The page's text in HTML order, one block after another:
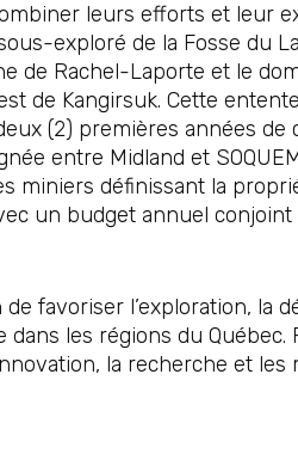
leurs efforts et
exploré de la Fosse du
de Rachel-Laporte et le
de Kangirsuk. Cette
(2) premières années
entre Midland et
définissant la
un budget annuel conjoint
de favoriser l’exploration,
les régions du
la recherche et